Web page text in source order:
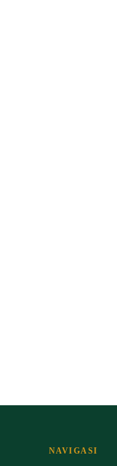
NAVIGASI